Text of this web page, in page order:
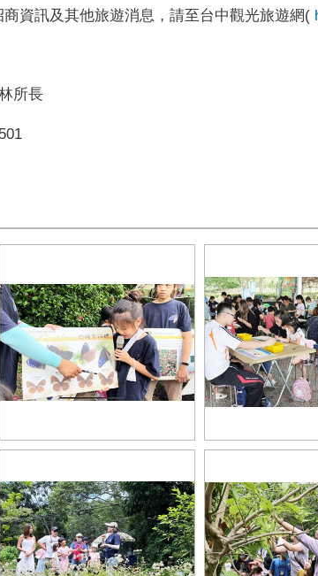
商資訊及其他旅遊消息，請至台中觀光旅遊網(
所長
紫斑蝶協會小小志工專業解說 夏季賞蝶活動DIY體